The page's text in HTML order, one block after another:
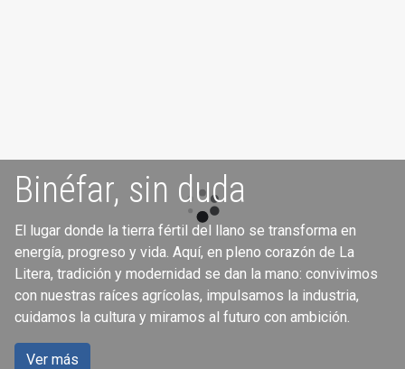
Binéfar, sin duda
El lugar donde la tierra fértil del llano se transforma en
energía, progreso y vida. Aquí, en pleno corazón de La
Litera, tradición y modernidad se dan la mano: convivimos
con nuestras raíces agrícolas, impulsamos la industria,
cuidamos la cultura y miramos al futuro con ambición.
Ver más
Servicios para la
ciudadanía
Accede a los servicios que se ofrecen a través de la
página web del Ayuntamiento de Binéfar.
Ver más